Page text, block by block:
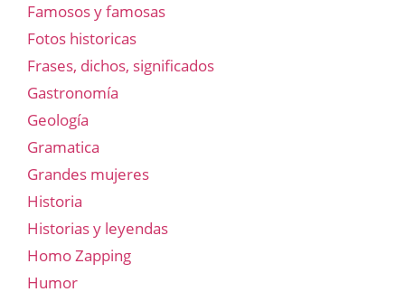
Famosos y famosas
Fotos historicas
Frases, dichos, significados
Gastronomía
Geología
Gramatica
Grandes mujeres
Historia
Historias y leyendas
Homo Zapping
Humor